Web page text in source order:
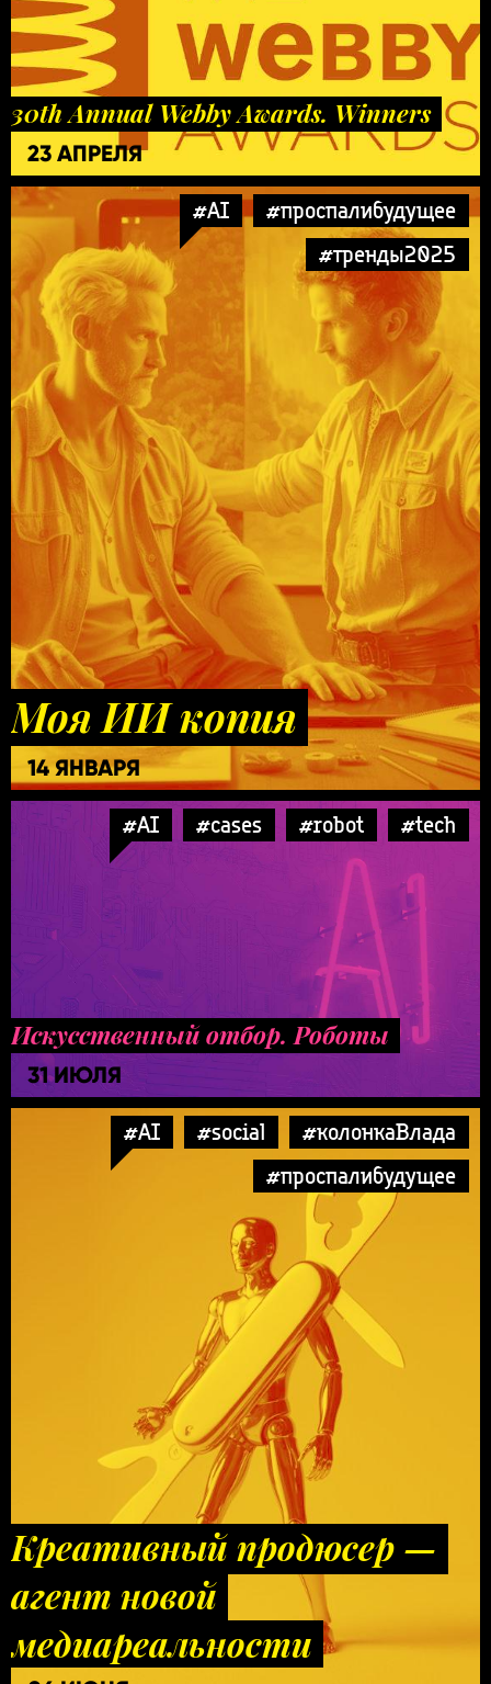
30th Annual Webby Awards. Winners
23 АПРЕЛЯ
#AI
#проспалибудущее
#тренды2025
Моя ИИ копия
14 ЯНВАРЯ
#AI #cases #robot #tech
Искусственный отбор. Роботы
31 ИЮЛЯ
#AI #social
#колонкаВлада
#проспалибудущее
Креативный продюсер —
агент новой
медиареальности